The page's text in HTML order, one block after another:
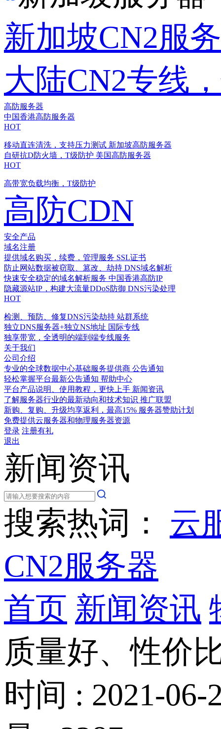
新加坡CN2服
大陆CN2专线
高防服务器
中国香港高防服务器
HOT
移动直连清洗，支持压力测试 新加坡高防服务器
自研抗D防火墙，T级防护 美国高防服务器
HOT
高带宽负载均衡，T级防护
高防CDN
安全产品
域名注册
提供域名购买，续费，管理服务 SSL证书
防止网站数据被窃取、篡改、劫持 DNS域名解析
快速安全稳定的域名解析服务 中国香港高防IP
隐藏源站IP，构建大流量DDoS防御 DNS污染处理
HOT
检测、预防、修复DNS污染劫持 站群系统
独立DNS服务器+独立NS地址 国际专线
独享带宽，全透明的端到端专线服务
关于我们
公司介绍
专业的全球数据中心基础服务提供商 公告通知
轻松掌握平台最新公告通知 帮助中心
平台产品说明、使用教程，更快上手 新闻资讯
了解服务器行业的最新动向和技术知识 推广联盟
新购、复购、升级均享返利，最高15% 服务器赞助计划
免费提供云服务器和物理服务器资源
登录 注册有礼
退出
新闻资讯
搜索热词： 云
CN2服务器
首页 新闻资讯
质量好、性价
时间 : 2021-06-